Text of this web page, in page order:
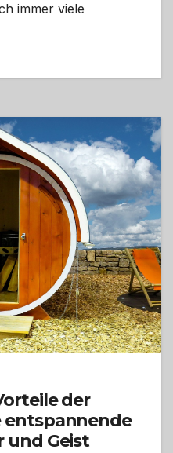
immer viele
der
entspannende
und Geist